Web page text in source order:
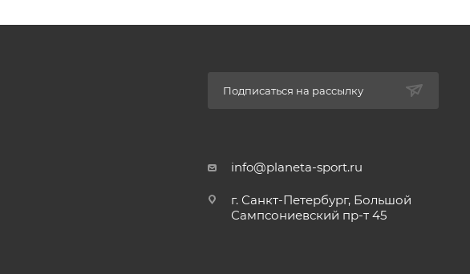
Подписаться на рассылку
info@planeta-sport.ru
г. Санкт-Петербург, Большой
Сампсониевский пр-т 45